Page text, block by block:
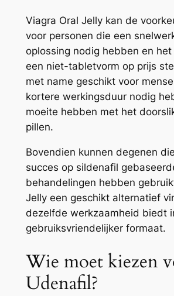
Viagra Oral Jelly kan de
voor personen die een
oplossing nodig hebben en het
een niet-tabletvorm op prijs
met name geschikt voor
kortere werkingsduur nodig
moeite hebben met het
pillen.
Bovendien kunnen degenen
succes op sildenafil
behandelingen hebben
Jelly een geschikt alternatief
dezelfde werkzaamheid biedt
gebruiksvriendelijker formaat.
Wie moet kiezen
Udenafil?